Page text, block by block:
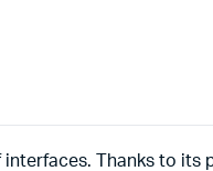
Thanks to its